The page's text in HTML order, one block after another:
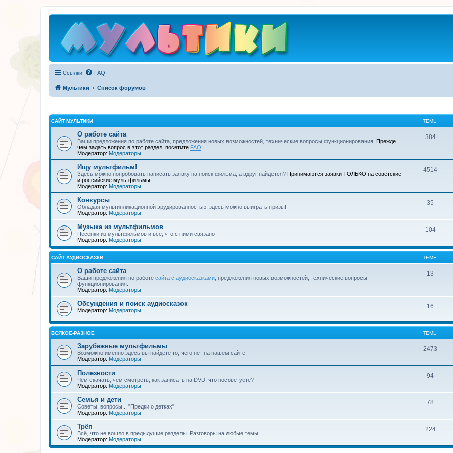
Ссылки FAQ
Мультики Список форумов
САЙТ МУЛЬТИКИ ТЕМЫ
О работе сайта
Ваши предложения по работе сайта, предложения новых возможностей, технические вопросы функционирования. Прежде
чем задать вопрос в этот раздел, посетите FAQ
Модератор: Модераторы
384
Ищу мультфильм!
Здесь можно попробовать написать заявку на поиск фильма, а вдруг найдется? Принимаются заявки ТОЛЬКО на советские
и российские мультфильмы!
Модератор: Модераторы
4514
Конкурсы
Обладая мультипликационной эрудированностью, здесь можно выиграть призы!
Модератор: Модераторы
35
Музыка из мультфильмов
Песенки из мультфильмов и все, что с ними связано
Модератор: Модераторы
104
САЙТ АУДИОСКАЗКИ ТЕМЫ
О работе сайта
Ваши предложения по работе сайта с аудиосказками , предложения новых возможностей, технические вопросы
функционирования.
Модератор: Модераторы
13
Обсуждения и поиск аудиосказок
Модератор: Модераторы
16
ВСЯКОЕ-РАЗНОЕ ТЕМЫ
Зарубежные мультфильмы
Возможно именно здесь вы найдете то, чего нет на нашем сайте
Модератор: Модераторы
2473
Полезности
Чем скачать, чем смотреть, как записать на DVD, что посоветуете?
Модератор: Модераторы
94
Семья и дети
Советы, вопросы... "Предки о детках"
Модератор: Модераторы
78
Трёп
Всё, что не вошло в предыдущие разделы. Разговоры на любые темы...
Модератор: Модераторы
224